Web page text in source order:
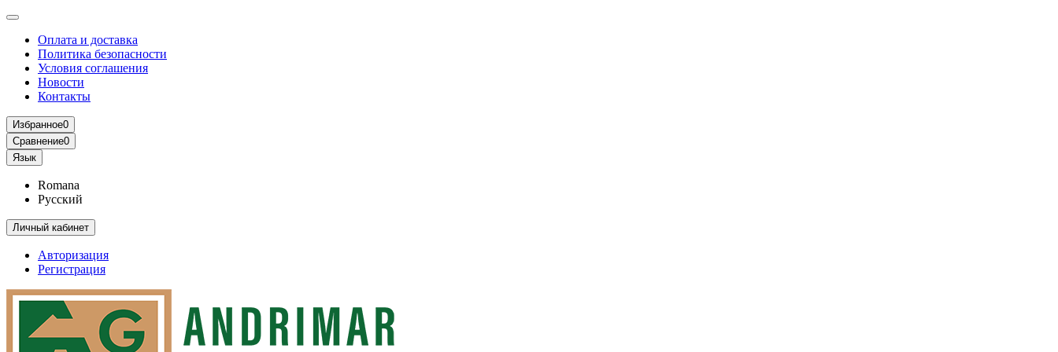
Оплата и доставка
Политика безопасности
Условия соглашения
Новости
Контакты
Избранное0
Сравнение0
Язык
Romana
Русский
Личный кабинет
Авторизация
Регистрация